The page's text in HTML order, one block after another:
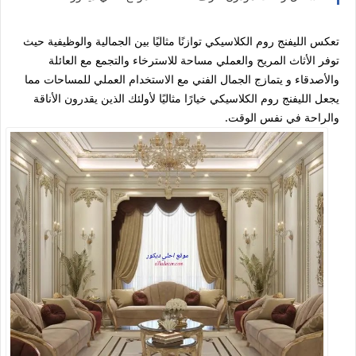
تعكس الليفنج روم الكلاسيكي توازنًا مثاليًا بين الجمالية والوظيفية حيث
توفر الأثاث المريح والعملي مساحة للاسترخاء والتجمع مع العائلة
والأصدقاء و يتمازج الجمال الفني مع الاستخدام العملي للمساحات مما
يجعل الليفنج روم الكلاسيكي خيارًا مثاليًا لأولئك الذين يقدرون الأناقة
والراحة في نفس الوقت.